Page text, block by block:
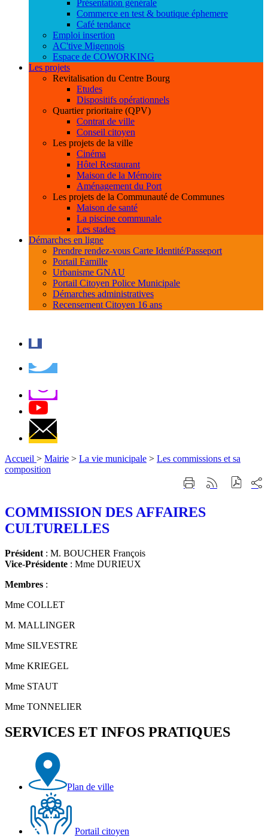
Présentation générale
Commerce en test & boutique éphemere
Café tendance
Emploi insertion
AC'tive Migennois
Espace de COWORKING
Les projets
Revitalisation du Centre Bourg
Etudes
Dispositifs opérationnels
Quartier prioritaire (QPV)
Contrat de ville
Conseil citoyen
Les projets de la ville
Cinéma
Hôtel Restaurant
Maison de la Mémoire
Aménagement du Port
Les projets de la Communauté de Communes
Maison de santé
La piscine communale
Les stades
Démarches en ligne
Prendre rendez-vous Carte Identité/Passeport
Portail Famille
Urbanisme GNAU
Portail Citoyen Police Municipale
Démarches administratives
Recensement Citoyen 16 ans
Accueil > Mairie > La vie municipale > Les commissions et sa
composition
ImprimerGénérer
sur
COMMISSION DES AFFAIRES
CULTURELLES
Président : M. BOUCHER François
Vice-Présidente : Mme DURIEUX
Membres :
Mme COLLET
M. MALLINGER
Mme SILVESTRE
Mme KRIEGEL
Mme STAUT
Mme TONNELIER
SERVICES ET INFOS PRATIQUES
Plan de ville
Portail citoyen